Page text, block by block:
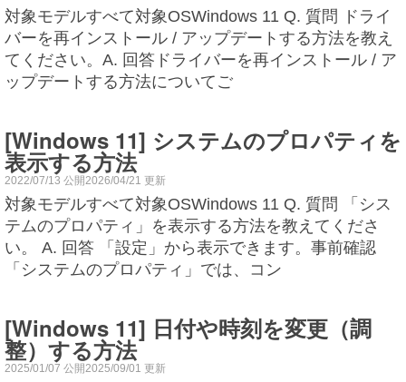
対象モデルすべて対象OSWindows 11 Q. 質問 ドライ
バーを再インストール / アップデートする方法を教え
てください。A. 回答ドライバーを再インストール / ア
ップデートする方法についてご
[Windows 11] システムのプロパティを
表示する方法
2022/07/13 公開2026/04/21 更新
対象モデルすべて対象OSWindows 11 Q. 質問 「シス
テムのプロパティ」を表示する方法を教えてくださ
い。 A. 回答 「設定」から表示できます。事前確認
「システムのプロパティ」では、コン
[Windows 11] 日付や時刻を変更（調
整）する方法
2025/01/07 公開2025/09/01 更新